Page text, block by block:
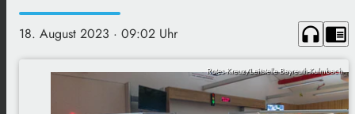
18. August 2023 · 09:02 Uhr headphones chrome_reader_mode
Rotes Kreuz/Leitstelle Bayreuth-Kulmbach